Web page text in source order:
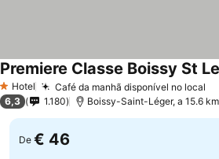
1 Estrelas
Hotel Café da manhã disponível no local
Premiere Classe Boissy St
6,3 1.180 Boissy-Saint-Léger, a 15.6
De € 46